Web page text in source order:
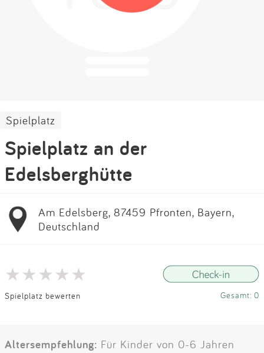
Impressum
Spielplatz
Spielplatz an der
Edelsberghütte
Am Edelsberg, 87459 Pfronten, Bayern,
Deutschland
Spielplatz bewerten Gesamt: 0
Altersempfehlung: Für Kinder von 0-6 Jahren